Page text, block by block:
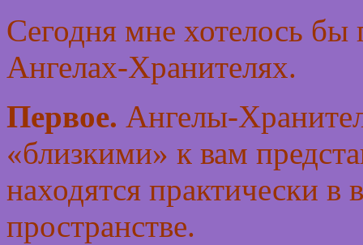
Сегодня мне хотелось бы
Ангелах-Хранителях.
Первое. Ангелы-
«близкими» к вам
находятся практически в
пространстве.